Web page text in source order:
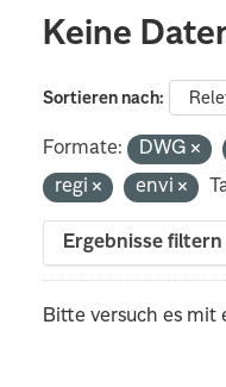
Keine
Sortieren nach
Formate: DWG
regi
envi
Ergebnisse filtern
Bitte versuch es mit